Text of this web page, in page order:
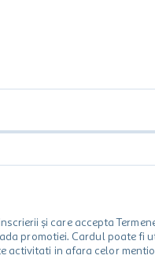
și care accepta
promotiei. Cardul poate
in afara celor